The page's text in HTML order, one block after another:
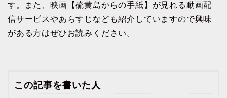
す。また、映画【硫黄島からの手紙】が見れる動画配
信サービスやあらすじなども紹介していますので興味
がある方はぜひお読みください。
この記事を書いた人